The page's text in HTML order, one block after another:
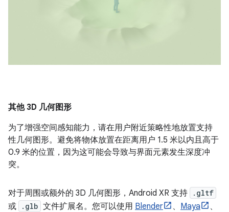
其他 3D 几何图形
为了增强空间感知能力，请在用户附近策略性地放置支持
性几何图形。避免将物体放置在距离用户 1.5 米以内且高于
0.9 米的位置，因为这可能会导致与界面元素发生深度冲
突。
对于周围或额外的 3D 几何图形，Android XR 支持 .gltf
或 .glb 文件扩展名。您可以使用 Blender 、 Maya
、